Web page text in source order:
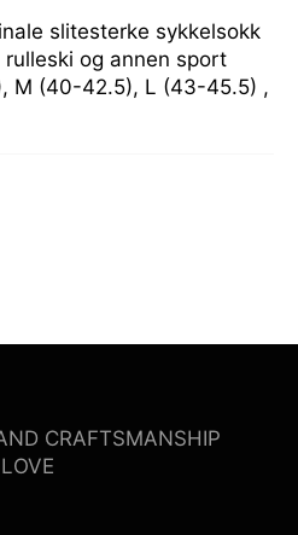
slitesterke sykkelsokk
og annen sport
M (40-42.5), L (43-45.5) ,
CRAFTSMANSHIP